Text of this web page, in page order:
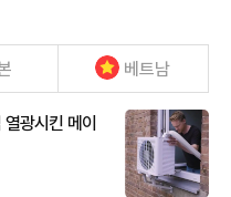
베트남
광시킨 메이